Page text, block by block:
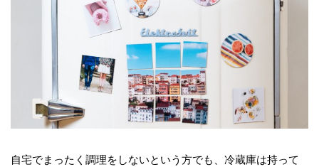
自宅でまったく調理をしないという方でも、冷蔵庫は持って